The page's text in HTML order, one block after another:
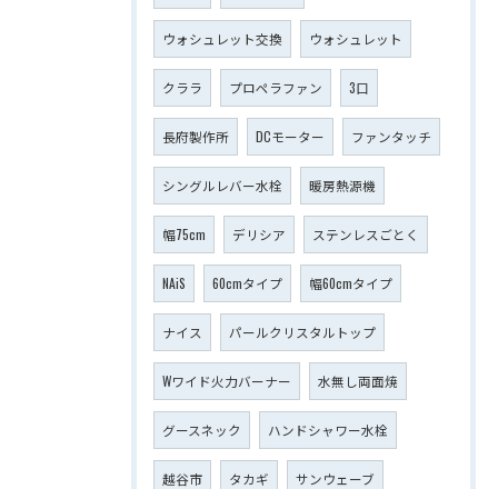
ウォシュレット交換 ウォシュレット
クララ プロペラファン 3口
長府製作所 DCモーター ファンタッチ
シングルレバー水栓 暖房熱源機
幅75cm デリシア ステンレスごとく
NAiS 60cmタイプ 幅60cmタイプ
ナイス パールクリスタルトップ
Wワイド火力バーナー 水無し両面焼
グースネック ハンドシャワー水栓
越谷市 タカギ サンウェーブ